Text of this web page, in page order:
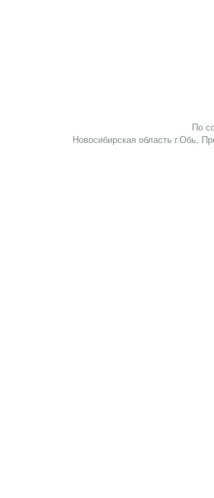
По
Новосибирская область г.Обь,